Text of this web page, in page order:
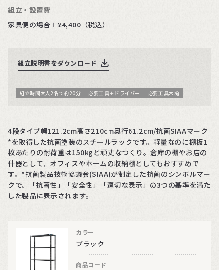
組立・設置費
家具便の場合＋¥4,400（税込）
組立説明書をダウンロード
組立時間大人2名で約20分 必要工具＋ドライバー 必要工具木槌
4段タイプ幅121.2cm高さ210cm奥行61.2cm/抗菌SIAAマーク
*を取得した抗菌塗装のスチールラックです。軽量なのに棚板1
枚あたりの耐荷重は150kgと頑丈なつくり。倉庫の棚やお店の
什器として、オフィスやホームの収納棚としてもおすすめで
す。*抗菌製品技術協議会(SIAA)が制定した抗菌のシンボルマー
クで、「抗菌性」「安全性」「適切な表示」の3つの基準を満た
した製品に表示されます。
カラー
ブラック
商品コード